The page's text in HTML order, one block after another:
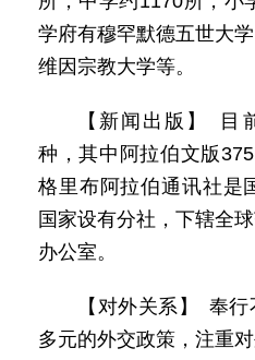
学府有穆罕默德五世大
维因宗教大学等。
【新闻出版】 目
种，其中阿拉伯文版
格里布阿拉伯通讯社是
国家设有分社，下辖全
办公室。
【对外关系】 奉行
多元的外交政策，注重